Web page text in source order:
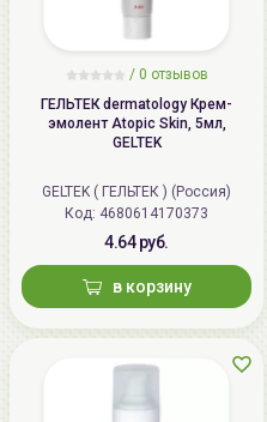
/ 0 отзывов
ГЕЛЬТЕК dermatology Крем-
эмолент Atopic Skin, 5мл,
GELTEK
GELTEK ( ГЕЛЬТЕК ) (Россия)
Код: 4680614170373
4.64 руб.
в корзину